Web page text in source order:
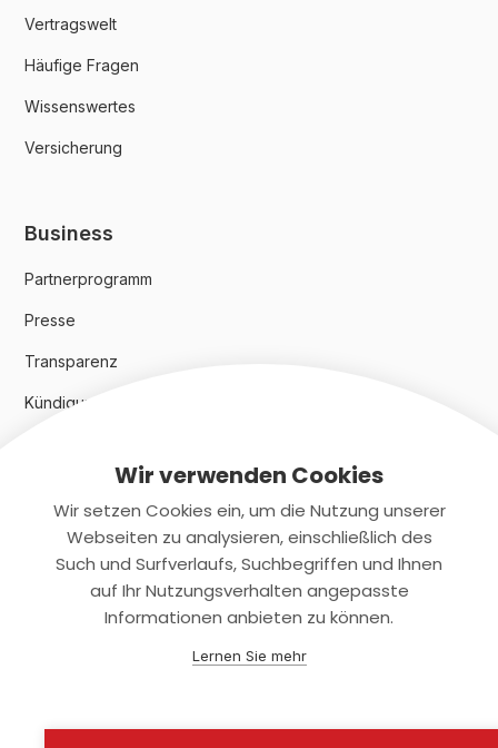
Vertragswelt
Häufige Fragen
Wissenswertes
Versicherung
Business
Partnerprogramm
Presse
Transparenz
Kündigungsindex 2024
Rechtliches
Datenschutz
Wir verwenden Cookies
Wir setzen Cookies ein, um die Nutzung unserer
Webseiten zu analysieren, einschließlich des
Such und Surfverlaufs, Suchbegriffen und Ihnen
auf Ihr Nutzungsverhalten angepasste
Informationen anbieten zu können.
Lernen Sie mehr